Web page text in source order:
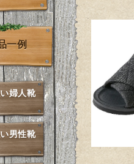
一例
婦人靴
男性靴